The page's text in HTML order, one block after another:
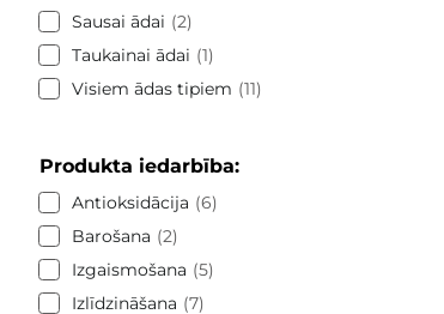
Sausai ādai
2
Taukainai ādai
1
Visiem ādas tipiem
11
Produkta iedarbība:
Antioksidācija
6
Barošana
2
Izgaismošana
5
Izlīdzināšana
7